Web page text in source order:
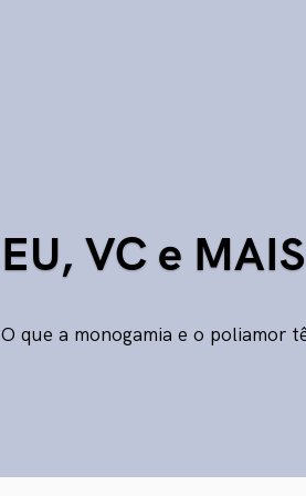
EU, VC e
O que a monogamia e o poliamor